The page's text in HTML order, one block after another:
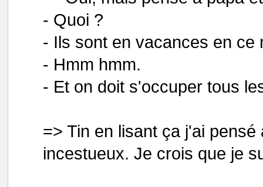
- Quoi ?
- Ils sont en vacances en ce
- Hmm hmm.
- Et on doit s'occuper tous
=> Tin en lisant ça j'ai
incestueux. Je crois que je